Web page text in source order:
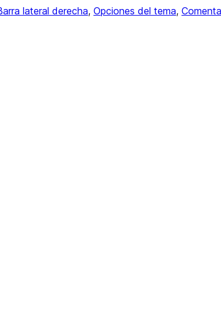
lateral derecha, Opciones del tema,